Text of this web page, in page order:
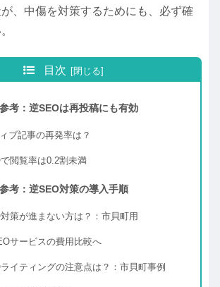
、中傷を対策するためにも、必ず確
目次
考：逆SEOは再投稿にも有効
ブ記事の再発率は？
閲覧率は0.2割未満
考：逆SEO対策の導入手順
策が進まない方は？：市貝町用
サービスの費用比較へ
イティングの注意点は？：市貝町事例